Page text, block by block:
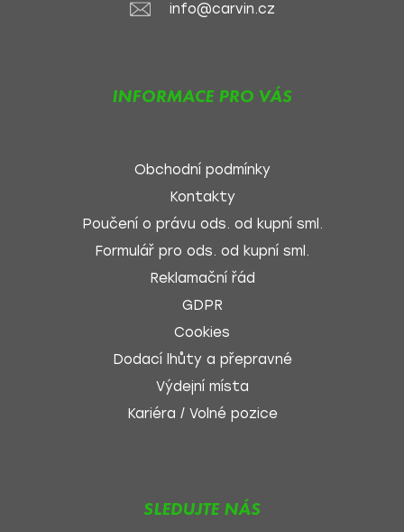
info@carvin.cz
INFORMACE PRO VÁS
Obchodní podmínky
Kontakty
Poučení o právu ods. od kupní sml.
Formulář pro ods. od kupní sml.
Reklamační řád
GDPR
Cookies
Dodací lhůty a přepravné
Výdejní místa
Kariéra / Volné pozice
SLEDUJTE NÁS